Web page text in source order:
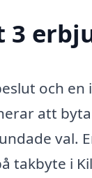
3
och
att
val.
takbyte i